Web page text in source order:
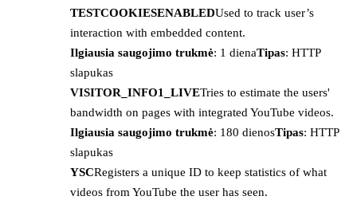
TESTCOOKIESENABLEDUsed to track user’s
interaction with embedded content.
Ilgiausia saugojimo trukmė: 1 dienaTipas: HTTP
slapukas
VISITOR_INFO1_LIVETries to estimate the users'
bandwidth on pages with integrated YouTube videos.
Ilgiausia saugojimo trukmė: 180 dienosTipas: HTTP
slapukas
YSCRegisters a unique ID to keep statistics of what
videos from YouTube the user has seen.